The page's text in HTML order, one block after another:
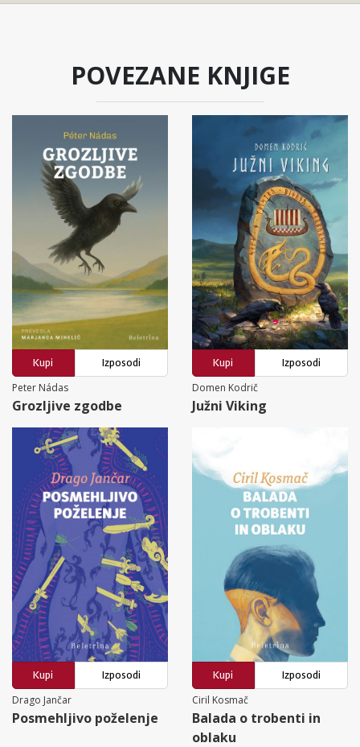
POVEZANE KNJIGE
Kupi
Izposodi
Peter Nádas
Grozljive zgodbe
Kupi
Izposodi
Domen Kodrič
Južni Viking
Kupi
Izposodi
Drago Jančar
Posmehljivo poželenje
Kupi
Izposodi
Ciril Kosmač
Balada o trobenti in
oblaku